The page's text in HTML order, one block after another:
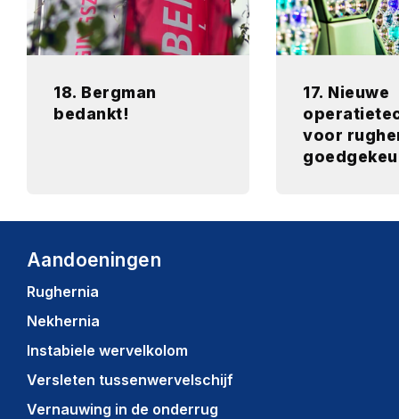
18. Bergman
bedankt!
17. Nieuwe
voor
Aandoeningen
Rughernia
Nekhernia
Instabiele wervelkolom
Versleten tussenwervelschijf
Vernauwing in de onderrug